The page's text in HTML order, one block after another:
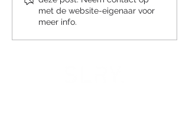
met de website-eigenaar voor
meer info.